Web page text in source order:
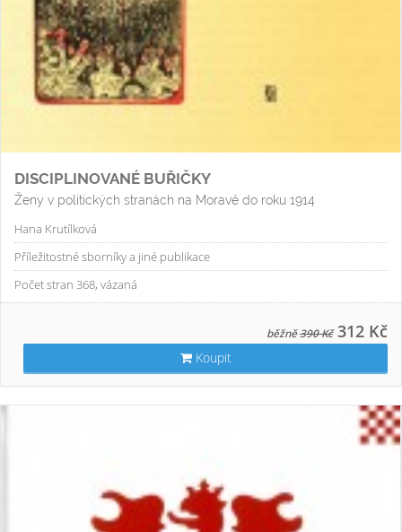
DISCIPLINOVANÉ BUŘIČKY
Ženy v politických stranách na Moravě do roku 1914
Hana Krutílková
Příležitostné sborníky a jiné publikace
Počet stran 368, vázaná
běžně390 Kč 312 Kč
Koupit